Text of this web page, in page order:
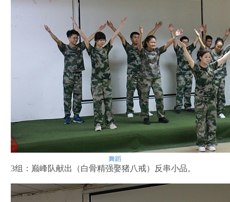
舞蹈
3组：巅峰队献出（白骨精强娶猪八戒）反串小品。